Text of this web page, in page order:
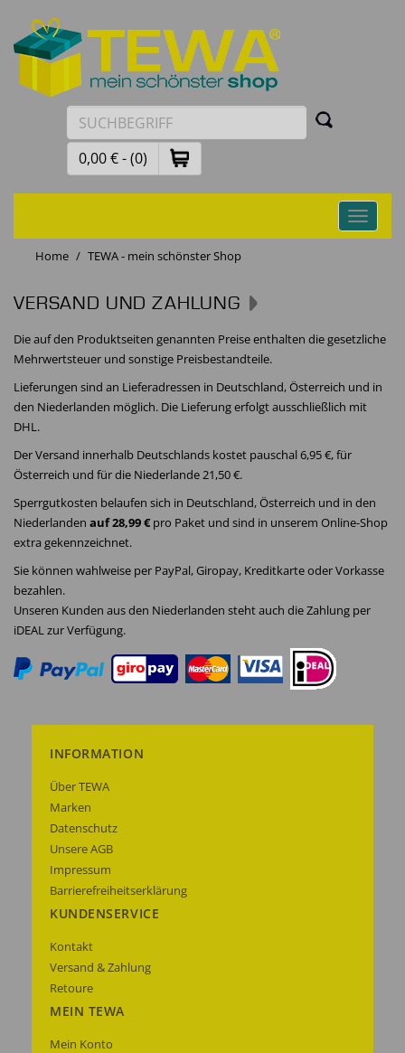
0,00 € - (0)
Toggle
Home
TEWA - mein schönster Shop
VERSAND UND ZAHLUNG
Die auf den Produktseiten genannten Preise enthalten die gesetzliche
Mehrwertsteuer und sonstige Preisbestandteile.
Lieferungen sind an Lieferadressen in Deutschland, Österreich und in
den Niederlanden möglich. Die Lieferung erfolgt ausschließlich mit
DHL.
Der Versand innerhalb Deutschlands kostet pauschal 6,95 €, für
Österreich und für die Niederlande 21,50 €.
Sperrgutkosten belaufen sich in Deutschland, Österreich und in den
Niederlanden auf 28,99 € pro Paket und sind in unserem Online-Shop
extra gekennzeichnet.
Sie können wahlweise per PayPal, Giropay, Kreditkarte oder Vorkasse
bezahlen.
Unseren Kunden aus den Niederlanden steht auch die Zahlung per
iDEAL zur Verfügung.
INFORMATION
Über TEWA
Marken
Datenschutz
Unsere AGB
Impressum
Barrierefreiheitserklärung
KUNDENSERVICE
Kontakt
Versand & Zahlung
Retoure
MEIN TEWA
Mein Konto